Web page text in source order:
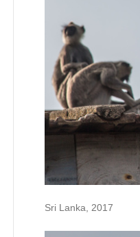
Sri Lanka, 2017